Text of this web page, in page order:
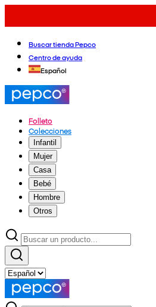
Buscar tienda Pepco
Centro de ayuda
Español
Folleto
Colecciones
Infantil
Mujer
Casa
Bebé
Hombre
Otros